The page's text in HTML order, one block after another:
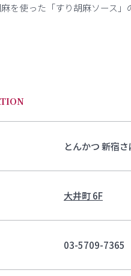
を使った「すり胡麻ソース」
とんかつ 新宿
大井町 6F
03-5709-7365